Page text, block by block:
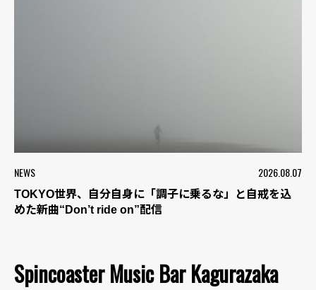
NEWS 2026.08.07
TOKYO世界、自分自身に「調子に乗るな」と自戒を込
めた新曲“Don’t ride on”配信
Spincoaster Music Bar Kagurazaka